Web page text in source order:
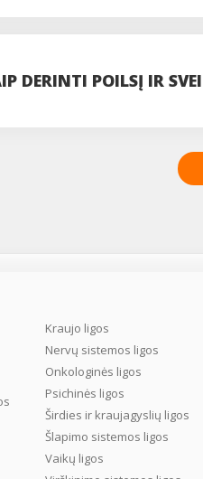
DERINTI POILSĮ IR
Kraujo ligos
Nervų sistemos ligos
Onkologinės ligos
Psichinės ligos
Širdies ir kraujagyslių ligos
Šlapimo sistemos ligos
Vaikų ligos